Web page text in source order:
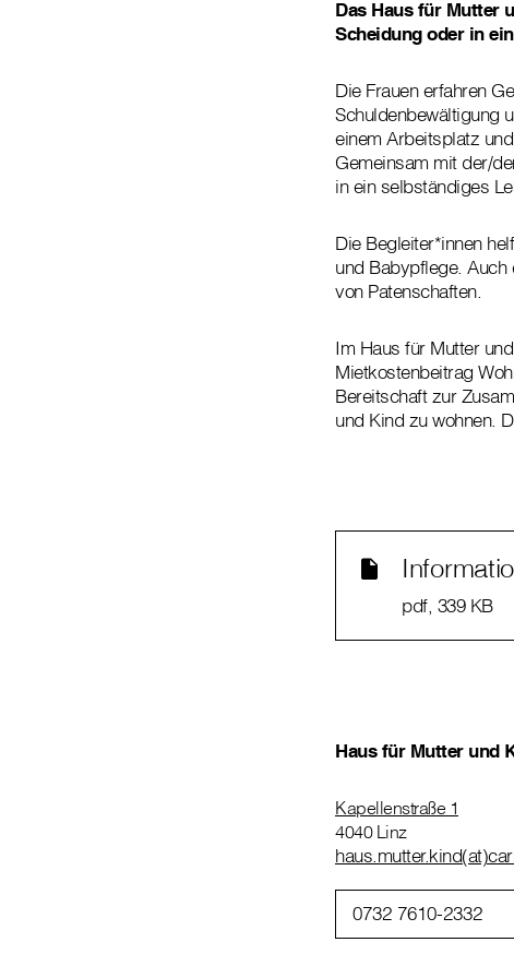
Das Haus für Mutter
Scheidung oder in
Die Frauen erfahren
Schuldenbewältigung
einem Arbeitsplatz
Gemeinsam mit der/
in ein selbständiges
Die Begleiter*innen
und Babypflege. Auch
von Patenschaften.
Im Haus für Mutter
Mietkostenbeitrag
Bereitschaft zur
und Kind zu wohnen.
pdf, 339 KB
Haus für Mutter und
Kapellenstraße 1
4040 Linz
0732 7610-2332